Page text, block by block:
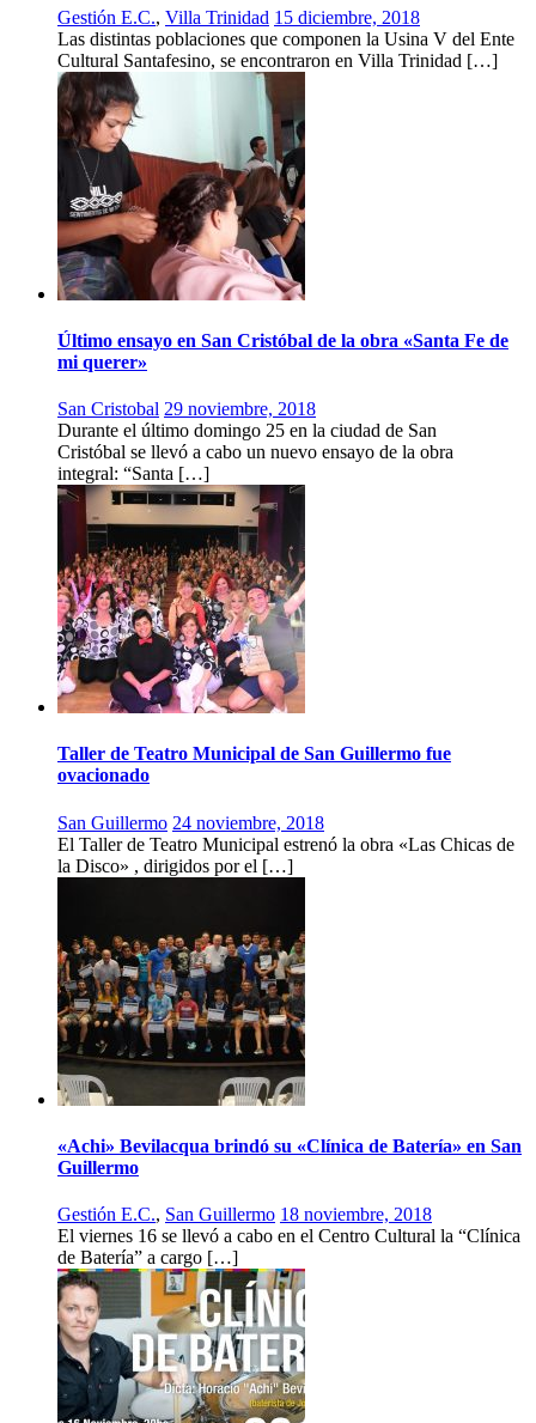
Gestión E.C., Villa Trinidad 15 diciembre, 2018
Las distintas poblaciones que componen la Usina V del Ente
Cultural Santafesino, se encontraron en Villa Trinidad […]
Último ensayo en San Cristóbal de la obra «Santa Fe de
mi querer»
San Cristobal 29 noviembre, 2018
Durante el último domingo 25 en la ciudad de San
Cristóbal se llevó a cabo un nuevo ensayo de la obra
integral: “Santa […]
Taller de Teatro Municipal de San Guillermo fue
ovacionado
San Guillermo 24 noviembre, 2018
El Taller de Teatro Municipal estrenó la obra «Las Chicas de
la Disco» , dirigidos por el […]
«Achi» Bevilacqua brindó su «Clínica de Batería» en San
Guillermo
Gestión E.C., San Guillermo 18 noviembre, 2018
El viernes 16 se llevó a cabo en el Centro Cultural la “Clínica
de Batería” a cargo […]